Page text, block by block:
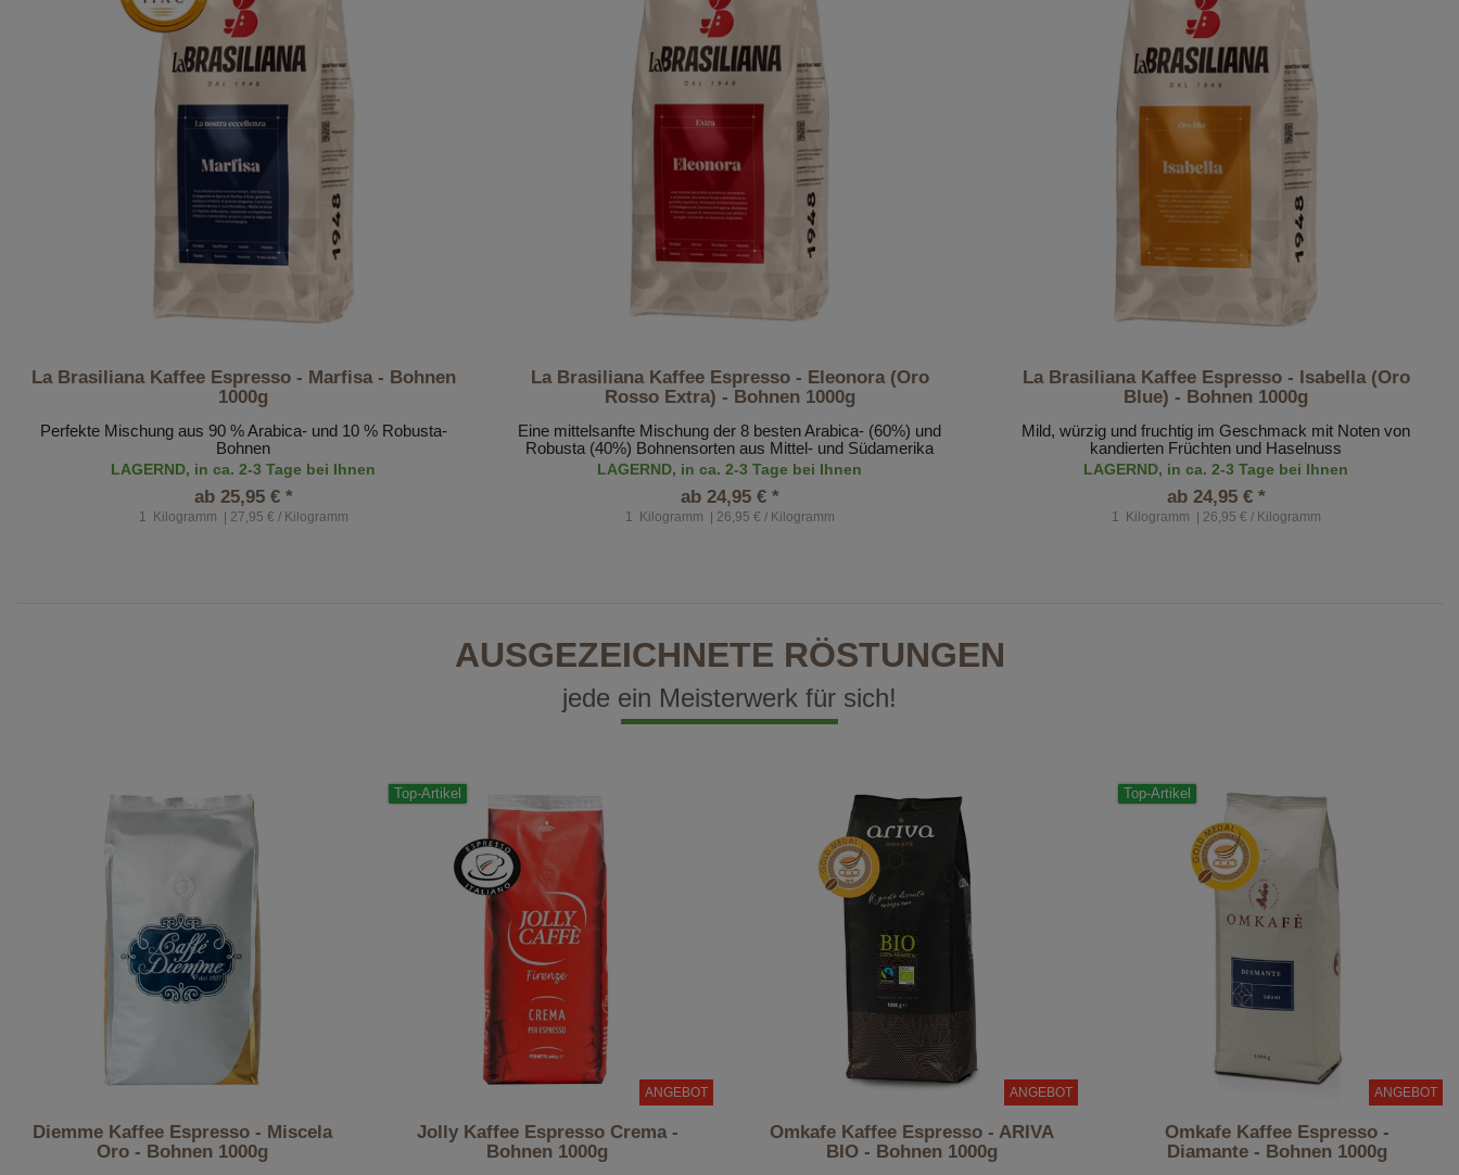
La Brasiliana Kaffee Espresso - Marfisa - Bohnen
1000g
Perfekte Mischung aus 90 % Arabica- und 10 % Robusta-
Bohnen
LAGERND, in ca. 2-3 Tage bei Ihnen
ab 25,95 € *
1 Kilogramm | 27,95 € / Kilogramm
La Brasiliana Kaffee Espresso - Eleonora (Oro
Rosso Extra) - Bohnen 1000g
Eine mittelsanfte Mischung der 8 besten Arabica- (60%) und
Robusta (40%) Bohnensorten aus Mittel- und Südamerika
LAGERND, in ca. 2-3 Tage bei Ihnen
ab 24,95 € *
1 Kilogramm | 26,95 € / Kilogramm
La Brasiliana Kaffee Espresso - Isabella (Oro
Blue) - Bohnen 1000g
Mild, würzig und fruchtig im Geschmack mit Noten von
kandierten Früchten und Haselnuss
LAGERND, in ca. 2-3 Tage bei Ihnen
ab 24,95 € *
1 Kilogramm | 26,95 € / Kilogramm
AUSGEZEICHNETE RÖSTUNGEN
jede ein Meisterwerk für sich!
Diemme Kaffee Espresso - Miscela
Oro - Bohnen 1000g
Top-Artikel
ANGEBOT
Jolly Kaffee Espresso Crema -
Bohnen 1000g
ANGEBOT
Omkafe Kaffee Espresso - ARIVA
BIO - Bohnen 1000g
Top-Artikel
ANGEBOT
Omkafe Kaffee Espresso -
Diamante - Bohnen 1000g